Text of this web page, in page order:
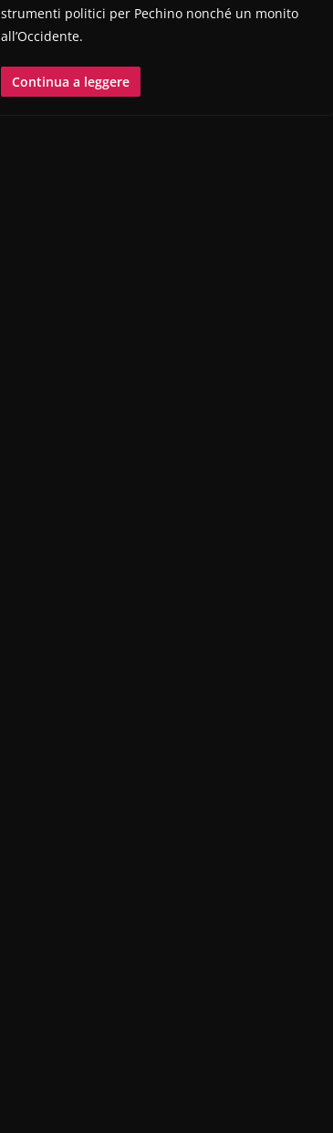
strumenti politici per Pechino nonché un monito
all’Occidente.
Continua a leggere